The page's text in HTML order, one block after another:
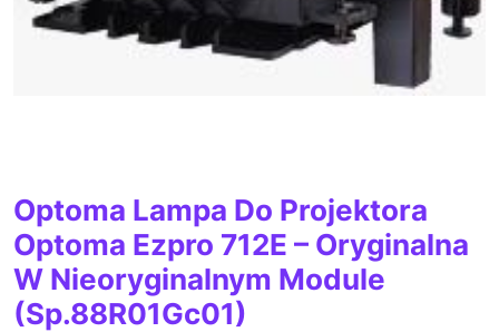
Optoma Lampa Do Projektora
Optoma Ezpro 712E – Oryginalna
W Nieoryginalnym Module
(Sp.88R01Gc01)